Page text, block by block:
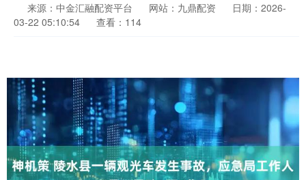
来源：中金汇融配资平台 网站：九鼎配资
日期：2026-
03-22 05:10:54
查看：114